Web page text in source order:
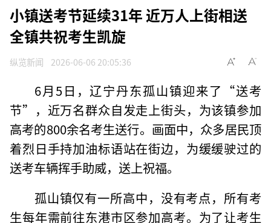
小镇送考节延续31年 近万人上街相送
全镇共祝考生凯旋
纵览新闻 2026-06-06 20:05:36
6月5日，辽宁丹东孤山镇迎来了“送考
节”，近万名群众自发走上街头，为该镇参加
高考的800余名考生送行。画面中，众多居民顶
着烈日手持加油标语站在街边，为缓缓驶过的
送考车辆挥手助威，送上祝福。
孤山镇仅有一所高中，没有考点，所有考
生每年需前往东港市区参加高考。为了让考生